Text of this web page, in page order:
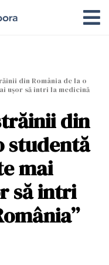
din România de la o
ușor să intri la medicină
din
studentă
mai
să intri